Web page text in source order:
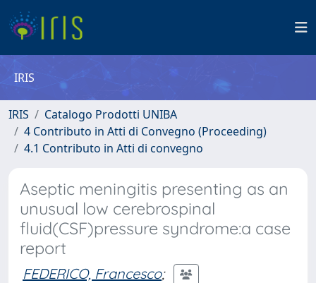
IRIS
IRIS
Catalogo Prodotti UNIBA
4 Contributo in Atti di Convegno (Proceeding)
4.1 Contributo in Atti di convegno
Aseptic meningitis presenting as an
unusual low cerebrospinal
fluid(CSF)pressure syndrome:a case
report
FEDERICO, Francesco;